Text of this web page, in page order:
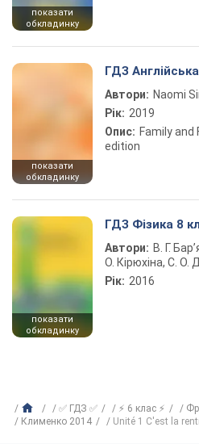
показати
обкладинку
показати
обкладинку
ГДЗ
Автори: Naomi
Рік: 2019
Опис: Family and
edition
показати
обкладинку
ГДЗ Фізика 8
Автори: В. Г.
О. Кірюхіна, С. О.
Рік: 2016
✅ ГДЗ ✅ ⚡ 6 клас ⚡
Клименко 2014
Unité 1 C'est la